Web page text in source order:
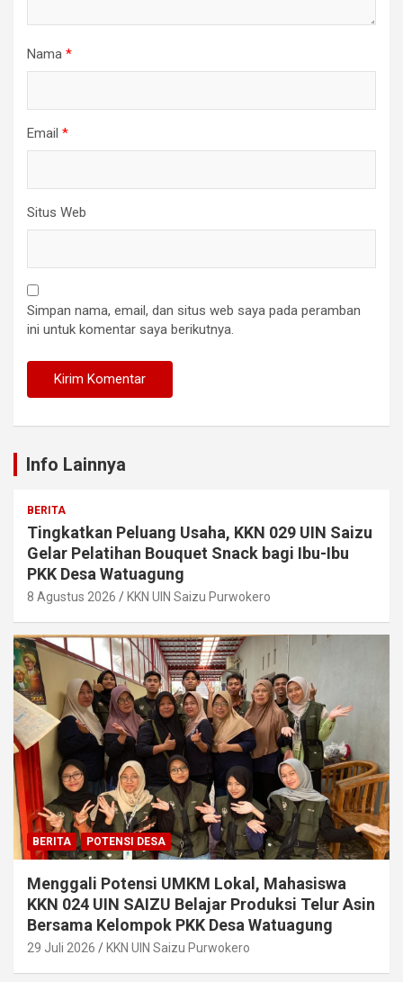
Nama *
Email *
Situs Web
Simpan nama, email, dan situs web saya pada peramban
ini untuk komentar saya berikutnya.
Info Lainnya
BERITA
Tingkatkan Peluang Usaha, KKN 029 UIN Saizu
Gelar Pelatihan Bouquet Snack bagi Ibu-Ibu
PKK Desa Watuagung
8 Agustus 2026 KKN UIN Saizu Purwokero
BERITA POTENSI DESA
Menggali Potensi UMKM Lokal, Mahasiswa
KKN 024 UIN SAIZU Belajar Produksi Telur Asin
Bersama Kelompok PKK Desa Watuagung
29 Juli 2026 KKN UIN Saizu Purwokero